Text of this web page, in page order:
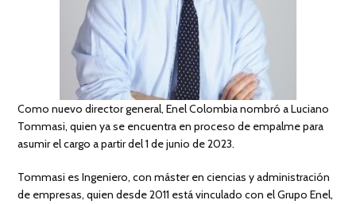
Como nuevo director general, Enel Colombia nombró a Luciano
Tommasi, quien ya se encuentra en proceso de empalme para
asumir el cargo a partir del 1 de junio de 2023.
Tommasi es Ingeniero, con máster en ciencias y administración
de empresas, quien desde 2011 está vinculado con el Grupo Enel,